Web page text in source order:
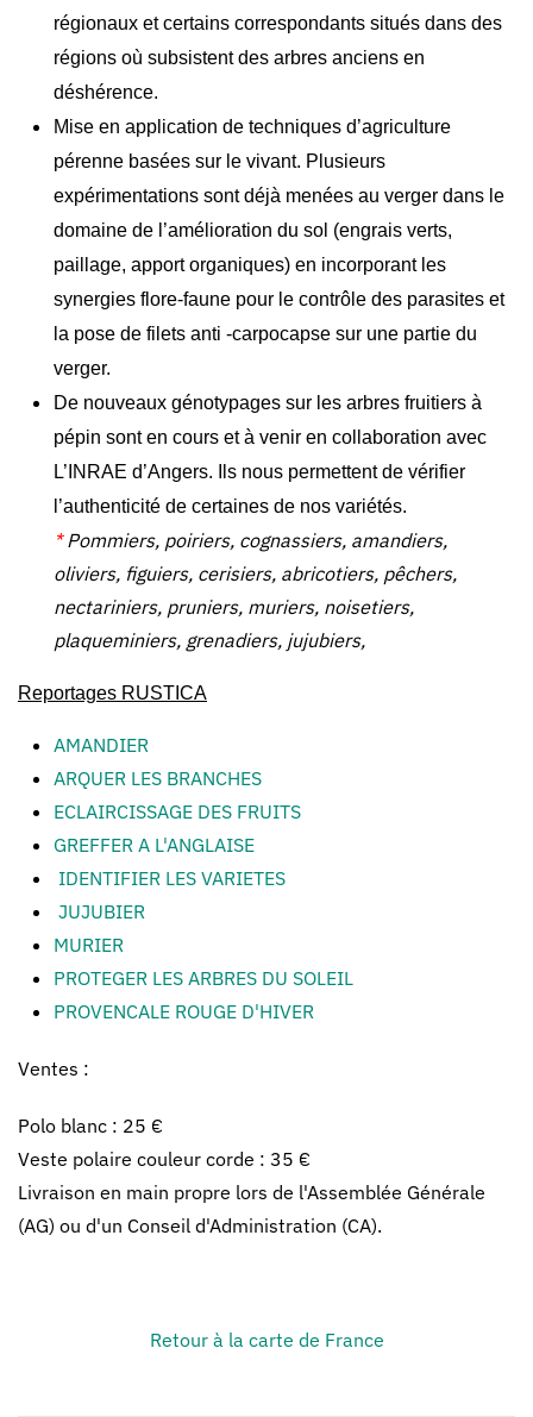
régionaux et certains correspondants situés dans des
régions où subsistent des arbres anciens en
déshérence.
Mise en application de techniques d’agriculture
pérenne basées sur le vivant. Plusieurs
expérimentations sont déjà menées au verger dans le
domaine de l’amélioration du sol (engrais verts,
paillage, apport organiques) en incorporant les
synergies flore-faune pour le contrôle des parasites et
la pose de filets anti -carpocapse sur une partie du
verger.
De nouveaux génotypages sur les arbres fruitiers à
pépin sont en cours et à venir en collaboration avec
L’INRAE d’Angers. Ils nous permettent de vérifier
l’authenticité de certaines de nos variétés.
*Pommiers, poiriers, cognassiers, amandiers,
oliviers, figuiers, cerisiers, abricotiers, pêchers,
nectariniers, pruniers, muriers, noisetiers,
plaqueminiers, grenadiers, jujubiers,
Reportages RUSTICA
AMANDIER
ARQUER LES BRANCHES
ECLAIRCISSAGE DES FRUITS
GREFFER A L'ANGLAISE
IDENTIFIER LES VARIETES
JUJUBIER
MURIER
PROTEGER LES ARBRES DU SOLEIL
PROVENCALE ROUGE D'HIVER
Ventes :
Polo blanc : 25 €
Veste polaire couleur corde : 35 €
Livraison en main propre lors de l'Assemblée Générale
(AG) ou d'un Conseil d'Administration (CA).
Retour à la carte de France